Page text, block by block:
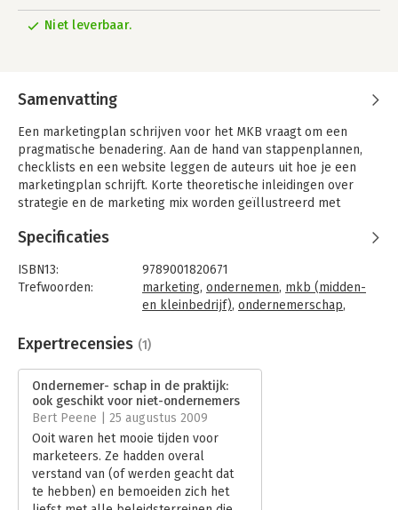
Niet leverbaar.
Samenvatting
Een marketingplan schrijven voor het MKB vraagt om een
pragmatische benadering. Aan de hand van stappenplannen,
checklists en een website leggen de auteurs uit hoe je een
marketingplan schrijft. Korte theoretische inleidingen over
strategie en de marketing mix worden geïllustreerd met
Deze editie:
•biedt zowel een kennismaking als een overzicht voor
studenten en ondernemers zonder directe economische
praktijkvoorbeelden, stappenplannen, checklists en
aanvullend materiaal op de website;
•is zowel geschikt voor onderwijs als voor ondernemers in het
midden- en kleinbedrijf (MKB);
•besteedt uitgebreid aandacht aan internet en nieuwe media.
Dit boek speelt daarnaast in op de inzet van netwerken als
onderdeel van de marketingstrategie. Hierbij wordt aandacht
besteed aan zowel effectieve inzet van offline en online
netwerken. Netwerken wordt, zeker in deze tijd, als een
Specificaties
ISBN13:
9789001820671
Trefwoorden:
marketing, ondernemen, mkb (midden-
en kleinbedrijf), ondernemerschap,
Taal:
Nederlands
Aantal pagina's:
209
Uitgever:
Noordhoff
Druk:
2
Verschijningsdatum:
10-7-2013
Hoofdrubriek:
Marketing
Serie:
Ondernemerschap in de praktijk
Expertrecensies (1)
Ondernemer- schap in de praktijk:
ook geschikt voor niet-ondernemers
Bert Peene | 25 augustus 2009
Ooit waren het mooie tijden voor
marketeers. Ze hadden overal
verstand van (of werden geacht dat
te hebben) en bemoeiden zich het